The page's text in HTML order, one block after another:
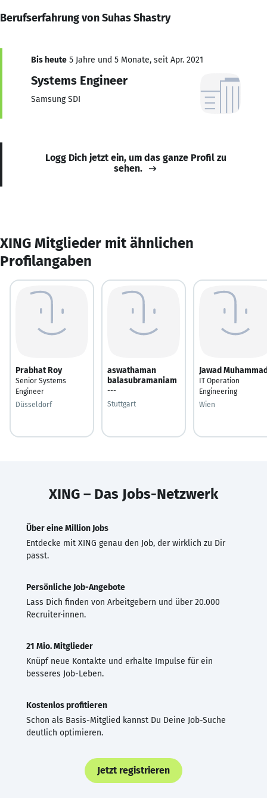
Berufserfahrung von Suhas Shastry
Bis heute 5 Jahre und 5 Monate, seit Apr. 2021
Systems Engineer
Samsung SDI
Logg Dich jetzt ein, um das ganze Profil zu
sehen.
XING Mitglieder mit ähnlichen
Profilangaben
Prabhat Roy
Senior Systems
Engineer
Düsseldorf
aswathaman
balasubramaniam
---
Stuttgart
Jawad
IT Operation
Engineering
Wien
XING – Das Jobs-Netzwerk
Über eine Million Jobs
Entdecke mit XING genau den Job, der wirklich zu Dir
passt.
Persönliche Job-Angebote
Lass Dich finden von Arbeitgebern und über 20.000
Recruiter·innen.
21 Mio. Mitglieder
Knüpf neue Kontakte und erhalte Impulse für ein
besseres Job-Leben.
Kostenlos profitieren
Schon als Basis-Mitglied kannst Du Deine Job-Suche
deutlich optimieren.
Jetzt registrieren